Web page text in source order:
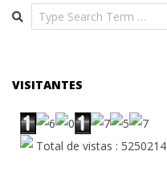
Search
VISITANTES
Total de vistas : 5250214